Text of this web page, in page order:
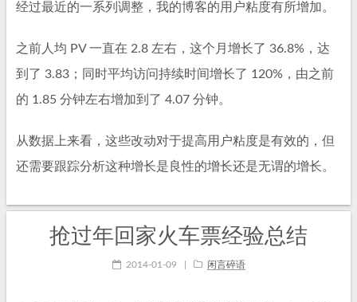
经过最近的一系列调整，我的博客的用户粘度有所增加。
之前人均 PV 一直在 2.8 左右，这个月增长了 36.8%，达
到了 3.83；同时平均访问持续时间增长了 120%，由之前
的 1.85 分钟左右增加到了 4.07 分钟。
从数据上来看，这些改动对于提高用户粘度是有效的，但
还需要跟踪分析这种增长是良性的增长还是无谓的增长。
抢过年回家火车票经验总结
2014-01-09 闲言碎语